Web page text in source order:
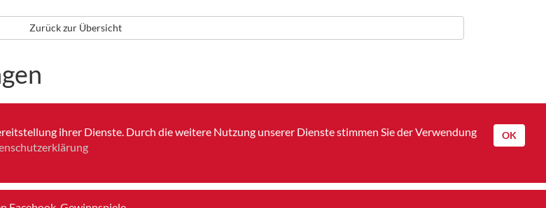
Zurück zur Übersicht
OK
ihrer Dienste. Durch die weitere Nutzung unserer Dienste stimmen Sie der Verwendung